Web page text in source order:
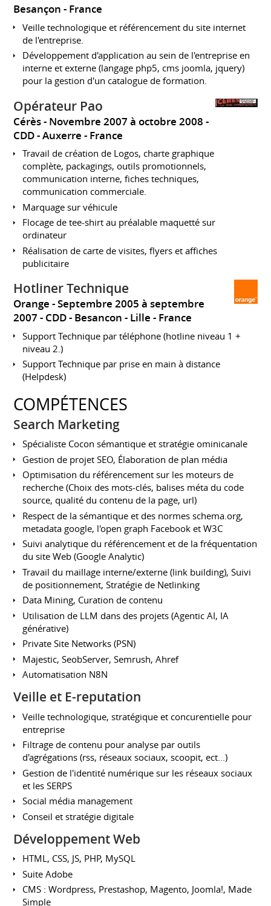
Besançon
France
Veille technologique et référencement du site internet
de l'entreprise.
Développement d'application au sein de l'entreprise en
interne et externe (langage php5, cms joomla, jquery)
pour la gestion d'un catalogue de formation.
Opérateur Pao
Cérès
Novembre 2007 à octobre 2008
CDD
Auxerre France
Travail de création de Logos, charte graphique
complète, packagings, outils promotionnels,
communication interne, fiches techniques,
communication commerciale.
Marquage sur véhicule
Flocage de tee-shirt au préalable maquetté sur
ordinateur
Réalisation de carte de visites, flyers et affiches
publicitaire
Hotliner Technique
Orange
Septembre 2005 à septembre
2007 CDD Besancon - Lille France
Support Technique par téléphone (hotline niveau 1 +
niveau 2.)
Support Technique par prise en main à distance
(Helpdesk)
COMPÉTENCES
Search Marketing
Spécialiste Cocon sémantique et stratégie ominicanale
Gestion de projet SEO, Élaboration de plan média
Optimisation du référencement sur les moteurs de
recherche (Choix des mots-clés, balises méta du code
source, qualité du contenu de la page, url)
Respect de la sémantique et des normes schema.org,
metadata google, l'open graph Facebook et W3C
Suivi analytique du référencement et de la fréquentation
du site Web (Google Analytic)
Travail du maillage interne/externe (link building), Suivi
de positionnement, Stratégie de Netlinking
Data Mining, Curation de contenu
Utilisation de LLM dans des projets (Agentic AI, IA
générative)
Private Site Networks (PSN)
Majestic, SeobServer, Semrush, Ahref
Automatisation N8N
Veille et E-reputation
Veille technologique, stratégique et concurentielle pour
entreprise
Filtrage de contenu pour analyse par outils
d'agrégations (rss, réseaux sociaux, scoopit, ect...)
Gestion de l'identité numérique sur les réseaux sociaux
et les SERPS
Social média management
Conseil et stratégie digitale
Développement Web
HTML, CSS, JS, PHP, MySQL
Suite Adobe
CMS : Wordpress, Prestashop, Magento, Joomla!, Made
Simple